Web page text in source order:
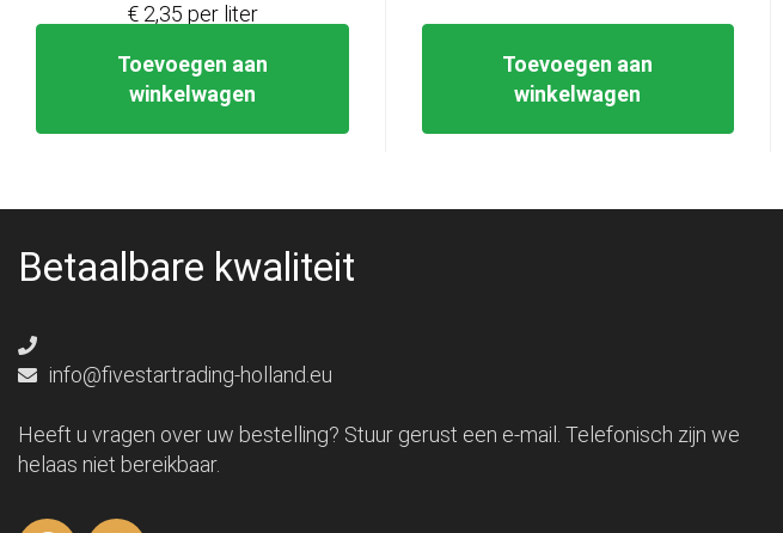
Toevoegen aan
winkelwagen
€ 2,35 per liter
Toevoegen aan
winkelwagen
Betaalbare kwaliteit
info@fivestartrading-holland.eu
Heeft u vragen over uw bestelling? Stuur gerust een e-mail. Telefonisch zijn we
helaas niet bereikbaar.